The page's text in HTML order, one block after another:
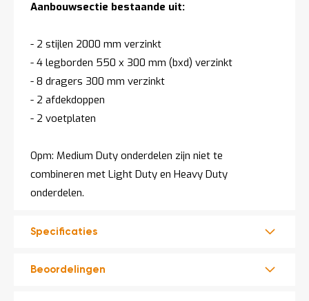
Aanbouwsectie bestaande uit:
- 2 stijlen 2000 mm verzinkt
- 4 legborden 550 x 300 mm (bxd) verzinkt
- 8 dragers 300 mm verzinkt
- 2 afdekdoppen
- 2 voetplaten
Opm: Medium Duty onderdelen zijn niet te
combineren met Light Duty en Heavy Duty
onderdelen.
Specificaties
Beoordelingen